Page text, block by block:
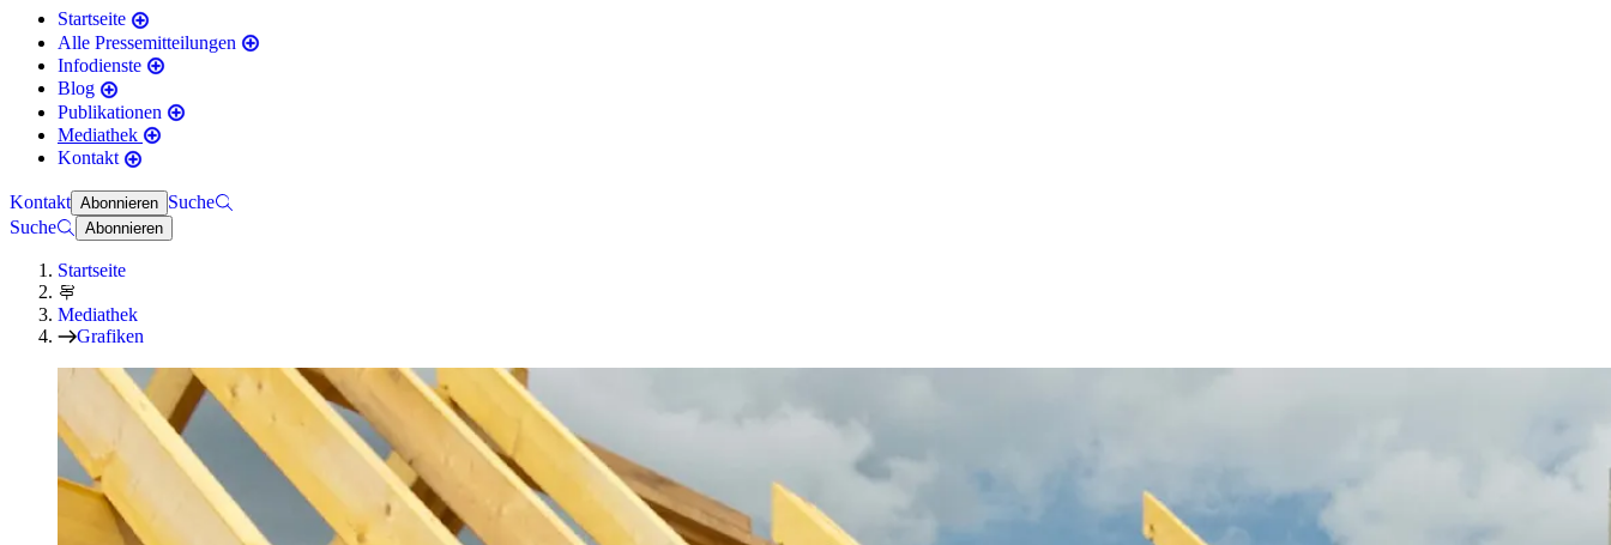
Startseite
Alle Pressemitteilungen
Infodienste
Blog
Publikationen
Mediathek
Kontakt
Kontakt Abonnieren Suche
Suche
Abonnieren
Startseite
Mediathek
Grafiken